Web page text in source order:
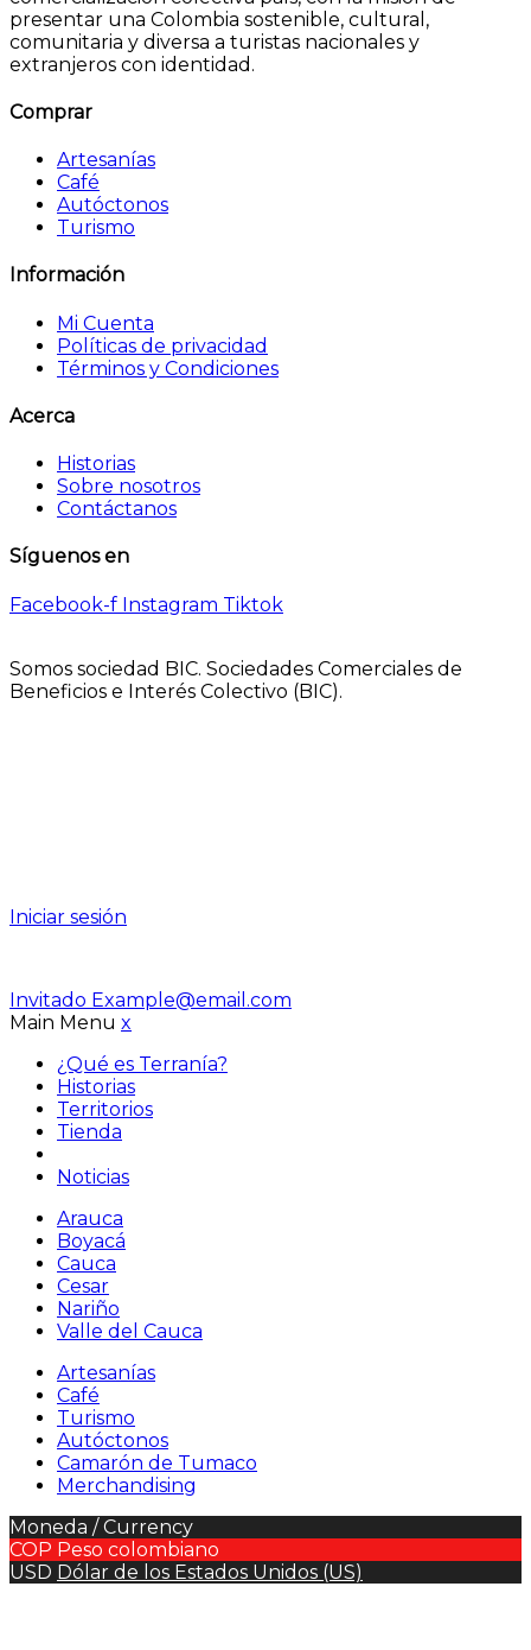
presentar una Colombia sostenible, cultural,
comunitaria y diversa a turistas nacionales y
extranjeros con identidad.
Comprar
Artesanías
Café
Autóctonos
Turismo
Información
Mi Cuenta
Políticas de privacidad
Términos y Condiciones
Acerca
Historias
Sobre nosotros
Contáctanos
Síguenos en
Facebook-f Instagram Tiktok
Somos sociedad BIC. Sociedades Comerciales de
Beneficios e Interés Colectivo (BIC).
Iniciar sesión
Invitado Example@email.com
Main Menu x
¿Qué es Terranía?
Historias
Territorios
Tienda
Noticias
Arauca
Boyacá
Cauca
Cesar
Nariño
Valle del Cauca
Artesanías
Café
Turismo
Autóctonos
Camarón de Tumaco
Merchandising
Moneda / Currency
COP Peso colombiano
USD Dólar de los Estados Unidos (US)